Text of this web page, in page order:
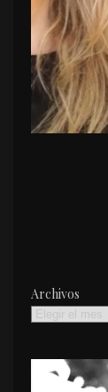
Archivos